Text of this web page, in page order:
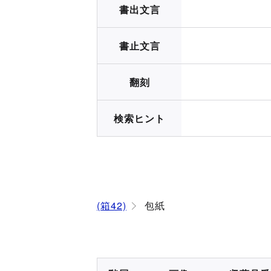
書出文言
書止文言
翻刻
検索ヒント
(箱42) 包紙